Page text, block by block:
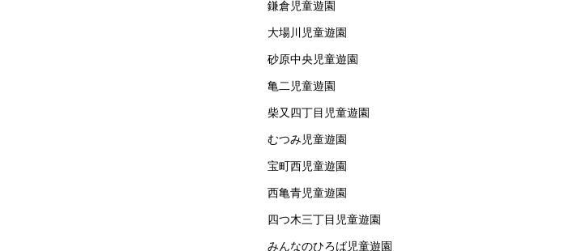
鎌倉児童遊園
大場川児童遊園
砂原中央児童遊園
亀二児童遊園
柴又四丁目児童遊園
むつみ児童遊園
宝町西児童遊園
西亀青児童遊園
四つ木三丁目児童遊園
みんなのひろば児童遊園